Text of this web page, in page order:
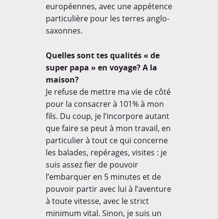
européennes, avec une appétence
particulière pour les terres anglo-
saxonnes.
Quelles sont tes qualités « de
super papa » en voyage? A la
maison?
Je refuse de mettre ma vie de côté
pour la consacrer à 101% à mon
fils. Du coup, je l’incorpore autant
que faire se peut à mon travail, en
particulier à tout ce qui concerne
les balades, repérages, visites : je
suis assez fier de pouvoir
l’embarquer en 5 minutes et de
pouvoir partir avec lui à l’aventure
à toute vitesse, avec le strict
minimum vital. Sinon, je suis un